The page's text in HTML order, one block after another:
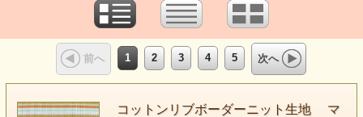
前へ 1 2 3 4 5 次へ
コットンリブボーダーニット生地 マ